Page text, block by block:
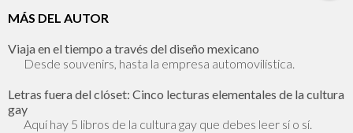
MÁS DEL AUTOR
Viaja en el tiempo a través del diseño mexicano
Desde souvenirs, hasta la empresa automovilística.
Letras fuera del clóset: Cinco lecturas elementales de la cultura
gay
Aquí hay 5 libros de la cultura gay que debes leer sí o sí.